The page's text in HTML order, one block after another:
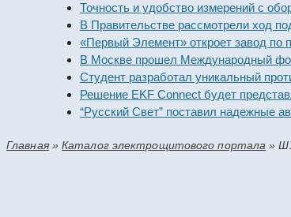
Точность и удобство измерений с
В Правительстве рассмотрели ход
«Первый Элемент» откроет завод по
В Москве прошел Международный форум
Студент разработал уникальный
Решение EKF Connect будет
“Русский Свет” поставил надежные
Главная»Каталог электрощитового портала »